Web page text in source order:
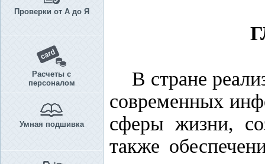
Проверки от А до Я
Расчеты с
персоналом
Умная подшивка
В стране
современных
сферы жизни,
также